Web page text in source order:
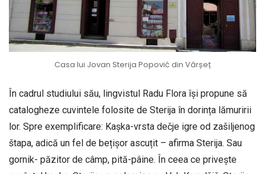
Casa lui Jovan Sterija Popović din Vârșeț
În cadrul studiului său, lingvistul Radu Flora își propune să
catalogheze cuvintele folosite de Sterija în dorința lămuririi
lor. Spre exemplificare: Kașka-vrsta dečje igre od zašiljenog
štapa, adică un fel de bețișor ascuțit – afirma Sterija. Sau
gornik- păzitor de câmp, pită-pâine. În ceea ce privește